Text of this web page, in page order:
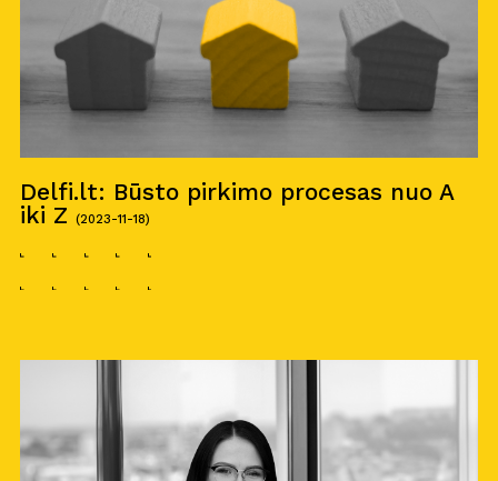
Delfi.lt: Būsto pirkimo procesas nuo A
iki Z
(2023-11-18)